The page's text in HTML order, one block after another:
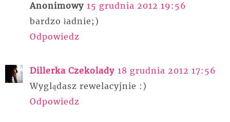
Anonimowy 15 grudnia 2012 19:56
bardzo ładnie;)
Odpowiedz
Dillerka Czekolady 18 grudnia 2012 17:56
Wyglądasz rewelacyjnie :)
Odpowiedz